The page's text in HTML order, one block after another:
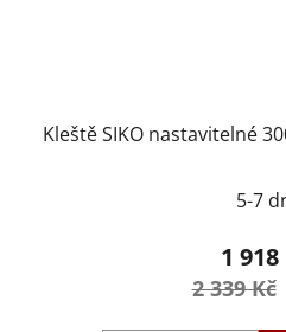
Kleště SIKO nastavitelné
5-7
1 918
2 339 Kč